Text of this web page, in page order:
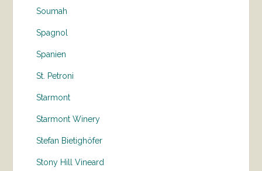
Soumah
Spagnol
Spanien
St. Petroni
Starmont
Starmont Winery
Stefan Bietighöfer
Stony Hill Vineard